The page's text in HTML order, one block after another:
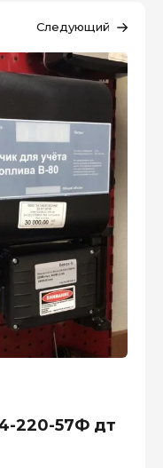
Следующий
220-57Ф дт